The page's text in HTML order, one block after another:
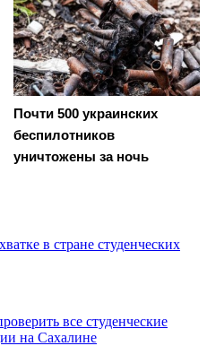
Почти 500 украинских
беспилотников
уничтожены за ночь
в стране студенческих
все студенческие
на Сахалине